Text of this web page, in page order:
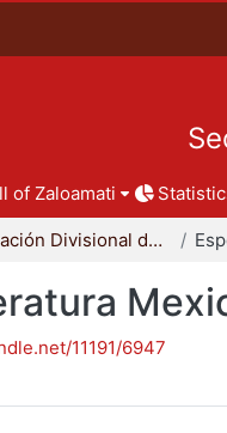
of Zaloamati
Coordinación Divisional de Posgrado
11191/6947